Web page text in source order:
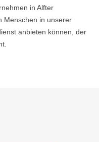
in Alfter
Menschen in unserer
anbieten können, der